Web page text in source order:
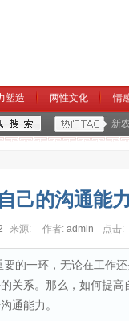
塑造 两性文化 情
新
己的沟通能力
来源: 作者: admin 点击:
的一环，无论在工作
关系。那么，如何提
通能力。